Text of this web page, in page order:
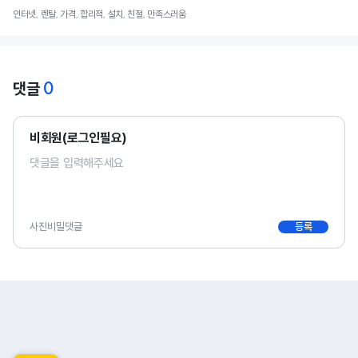
인터넷, 렌탈, 가격, 합리적, 설치, 친절, 만족스러움
댓글 0
비회원(로그인필요)
사진비밀댓글 등록